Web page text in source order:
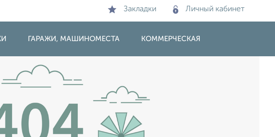
Закладки Личный кабинет
ГАРАЖИ, МАШИНОМЕСТА КОММЕРЧЕСКАЯ